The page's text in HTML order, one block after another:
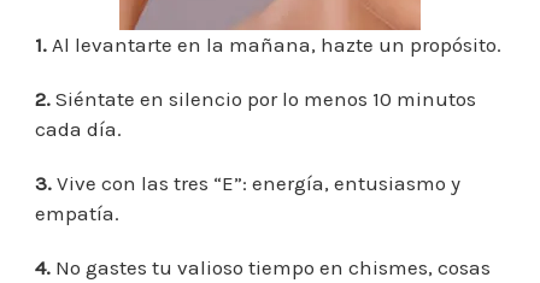
1. Al levantarte en la mañana, hazte un propósito.
2. Siéntate en silencio por lo menos 10 minutos
cada día.
3. Vive con las tres “E”: energía, entusiasmo y
empatía.
4. No gastes tu valioso tiempo en chismes, cosas